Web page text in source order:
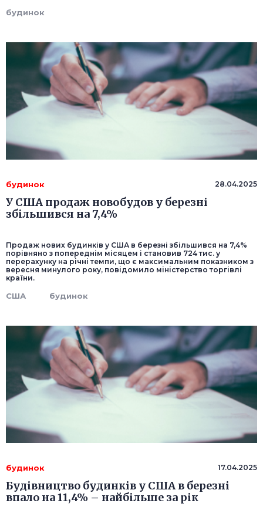
будинок
будинок 28.04.2025
У США продаж новобудов у березні
збільшився на 7,4%
Продаж нових будинків у США в березні збільшився на 7,4%
порівняно з попереднім місяцем і становив 724 тис. у
перерахунку на річні темпи, що є максимальним показником з
вересня минулого року, повідомило міністерство торгівлі
країни.
США будинок
будинок 17.04.2025
Будівництво будинків у США в березні
впало на 11,4% – найбільше за рік